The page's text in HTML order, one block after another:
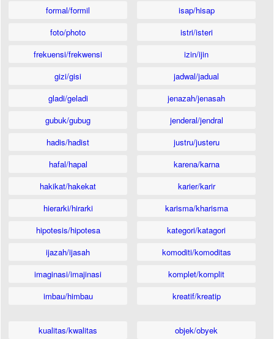
formal/formil
foto/photo
frekuensi/frekwensi
gizi/gisi
gladi/geladi
gubuk/gubug
hadis/hadist
hafal/hapal
hakikat/hakekat
hierarki/hirarki
hipotesis/hipotesa
ijazah/ijasah
imaginasi/imajinasi
imbau/himbau
isap/hisap
istri/isteri
izin/ijin
jadwal/jadual
jenazah/jenasah
jenderal/jendral
justru/justeru
karena/karna
karier/karir
karisma/kharisma
kategori/katagori
komoditi/komoditas
komplet/komplit
kreatif/kreatip
kualitas/kwalitas objek/obyek